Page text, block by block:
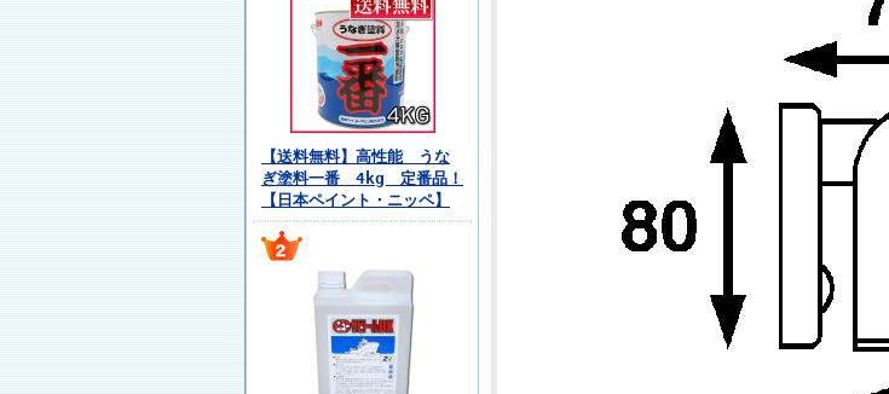
【送料無料】高性能 うな
ぎ塗料一番 4kg 定番品！
【日本ペイント・ニッペ】